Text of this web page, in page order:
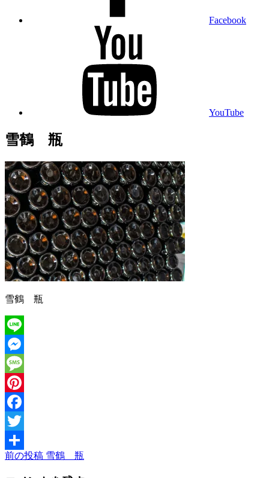
Facebook
YouTube
雪鶴 瓶
雪鶴 瓶
Line
Messenger
Message
Pinterest
Facebook
Twitter
共
投
前
前の投稿 雪鶴 瓶